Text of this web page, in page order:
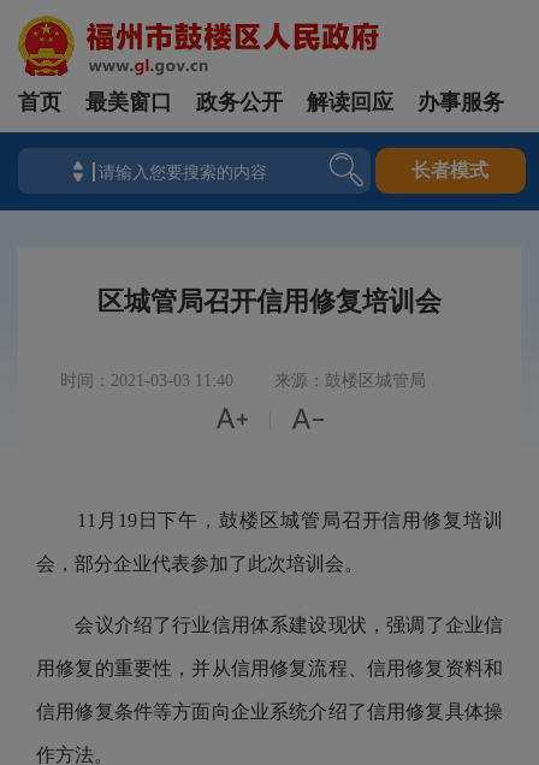
首页 最美窗口 政务公开 解读回应 办事服务
长者模式
区城管局召开信用修复培训会
时间：2021-03-03 11:40 来源：鼓楼区城管局
 
11月19日下午，鼓楼区城管局召开信用修复培训
会，部分企业代表参加了此次培训会。
会议介绍了行业信用体系建设现状，强调了企业信
用修复的重要性，并从信用修复流程、信用修复资料和
信用修复条件等方面向企业系统介绍了信用修复具体操
作方法。